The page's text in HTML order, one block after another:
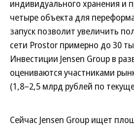
индивидуального хранения и
четыре объекта для
запуск позволит увеличить
сети Prostor примерно до 30
Инвестиции Jensen Group в
оцениваются участниками
(1,8–2,5 млрд рублей по
Сейчас Jensen Group ищет